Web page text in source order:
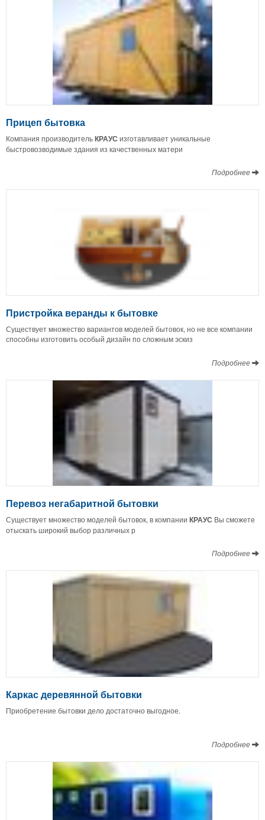
Прицеп бытовка
Компания производительКРАУС изготавливает уникальные
быстровозводимые здания из качественных матери
Подробнее
Пристройка веранды к бытовке
Существует множество вариантов моделей бытовок, но не все компании
способны изготовить особый дизайн по сложным эскиз
Подробнее
Перевоз негабаритной бытовки
Существует множество моделей бытовок, в компании КРАУС Вы сможете
отыскать широкий выбор различных р
Подробнее
Каркас деревянной бытовки
Приобретение бытовки дело достаточно выгодное.
Подробнее